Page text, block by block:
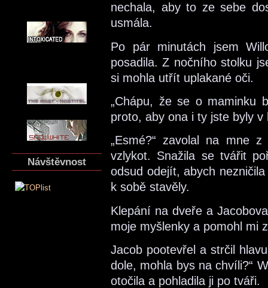
Návštěvnost
nechala, aby to ze sebe
usmála.
Po pár minutách jsem
posadila. Z nočního stolku
si mohla utřít uplakané oči.
„Chápu, že se o maminku
proto, aby ona i ty jste byly v
„Esmé?“ zavolal na mne
vzlykot. Snažila se tvářit
odsud odejít, abych
k sobě stavěly.
Klepání na dveře a
moje myšlenky a pomohl mi
Jacob pootevřel a strčil
dole, mohla bys na chvíli?“
otočila a pohladila ji po tváři.